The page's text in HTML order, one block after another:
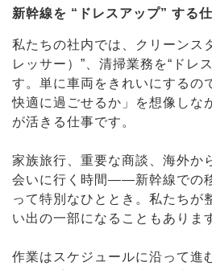
新幹線を “ドレスアップ” する仕
私たちの社内では、クリーンス
レッサー）”、清掃業務を“ドレ
す。単に車両をきれいにするの
快適に過ごせるか」を想像しな
が活きる仕事です。
家族旅行、重要な商談、海外か
会いに行く時間――新幹線での
って特別なひととき。私たちが
い出の一部になることもありま
作業はスケジュールに沿って進